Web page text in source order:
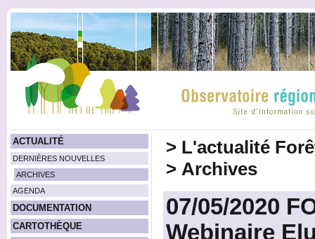
ACTUALITÉ
DERNIÈRES NOUVELLES
ARCHIVES
AGENDA
DOCUMENTATION
CARTOTHÈQUE
> L'actualité
> Archives
07/05/2020
Webinaire